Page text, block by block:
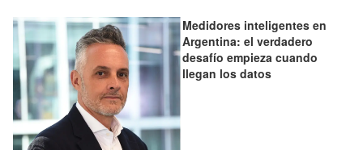
Medidores inteligentes en
Argentina: el verdadero
desafío empieza cuando
llegan los datos